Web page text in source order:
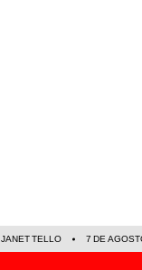
JANET TELLO 7 DE